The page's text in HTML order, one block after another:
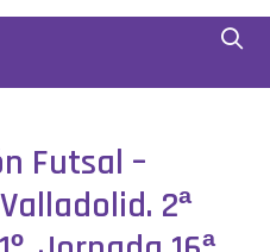
Futsal –
2ª